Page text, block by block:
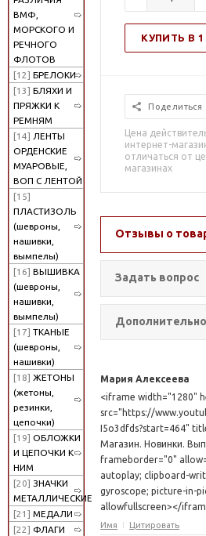
ВМФ,
МОРСКОГО И
РЕЧНОГО
ФЛОТОВ
[12] БРЕЛОКИ
[13] БЛЯХИ И
ПРЯЖКИ К
РЕМНЯМ
[14] ЛЕНТЫ
ОРДЕНСКИЕ
МУАРОВЫЕ,
ВОП С ЛЕНТОЙ
[15]
ПЛАСТИЗОЛЬ
(шевроны,
нашивки,
вымпелы)
[16] ВЫШИВКА
(шевроны,
нашивки,
вымпелы)
[17] ТКАНЫЕ
(шевроны,
нашивки)
[18] ЖЕТОНЫ
(жетоны,
резинки,
цепочки)
[19] ОБЛОЖКИ
И ЦЕПОЧКИ К
НИМ
[20] ЗНАЧКИ
МЕТАЛЛИЧЕСКИЕ
[21] МЕДАЛИ
[22] ФЛАГИ
КУПИТЬ В
Поделиться
Цена
интернет-
отличаться от
магазинах
Отзывы о
Задать вопрос
Дополнительно
Мария Алексеева
<iframe width="1280"
src="https://
I5o3dfds?start=464"
Магазин. Новинки.
frameborder="0"
autoplay; clipboard-
gyroscope; picture-in-
allowfullscreen></
Имя Цитировать